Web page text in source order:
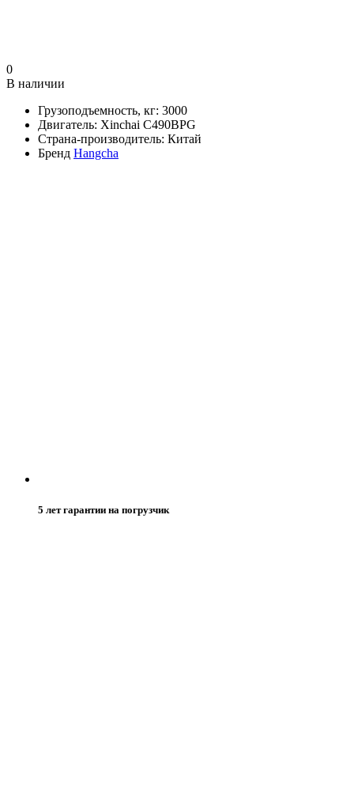
0
В наличии
Грузоподъемность, кг: 3000
Двигатель: Xinchai C490BPG
Страна-производитель: Китай
Бренд Hangcha
5 лет гарантии на погрузчик